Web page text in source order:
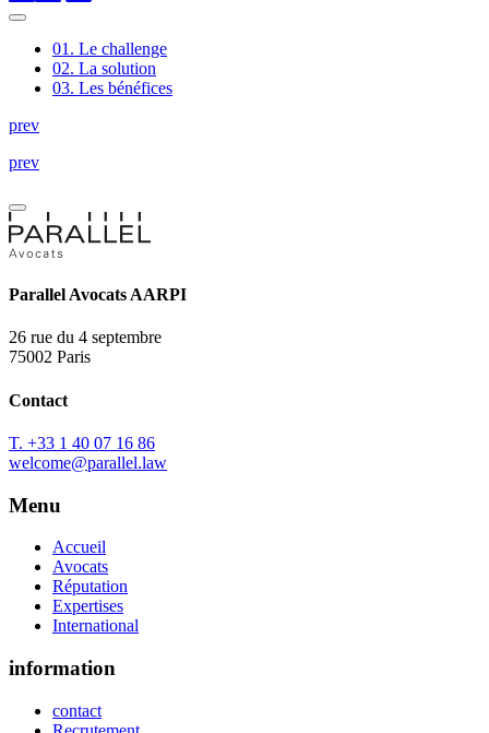
01. Le challenge
02. La solution
03. Les bénéfices
prev
prev
Parallel Avocats AARPI
26 rue du 4 septembre
75002 Paris
Contact
T. +33 1 40 07 16 86
welcome@parallel.law
Menu
Accueil
Avocats
Réputation
Expertises
International
information
contact